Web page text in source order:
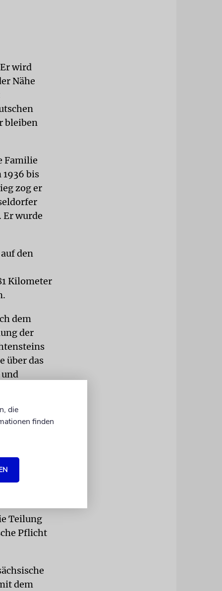
wird
Nähe
bleiben
Familie
bis
zog er
Er wurde
den
Kilometer
dem
der
über das
hat
Er war
Teilung
Pflicht
dem
die
finden